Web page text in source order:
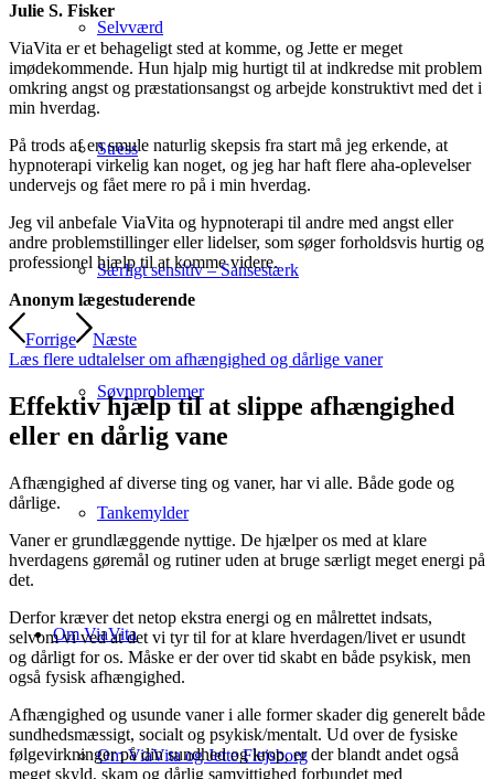
Selvværd
Stress
Særligt sensitiv – Sansestærk
Søvnproblemer
Tankemylder
Om ViaVita
Om ViaVita og Jette Flejsborg
Julie S. Fisker
ViaVita er et behageligt sted at komme, og Jette er meget
imødekommende. Hun hjalp mig hurtigt til at indkredse mit problem
omkring angst og præstationsangst og arbejde konstruktivt med det i
min hverdag.
På trods af en smule naturlig skepsis fra start må jeg erkende, at
hypnoterapi virkelig kan noget, og jeg har haft flere aha-oplevelser
undervejs og fået mere ro på i min hverdag.
Jeg vil anbefale ViaVita og hypnoterapi til andre med angst eller
andre problemstillinger eller lidelser, som søger forholdsvis hurtig og
professionel hjælp til at komme videre.
Anonym lægestuderende
Forrige
Næste
Læs flere udtalelser om afhængighed og dårlige vaner
Effektiv hjælp til at slippe afhængighed
eller en dårlig vane
Afhængighed af diverse ting og vaner, har vi alle. Både gode og
dårlige.
Vaner er grundlæggende nyttige. De hjælper os med at klare
hverdagens gøremål og rutiner uden at bruge særligt meget energi på
det.
Derfor kræver det netop ekstra energi og en målrettet indsats,
selvom vi ved at det vi tyr til for at klare hverdagen/livet er usundt
og dårligt for os. Måske er der over tid skabt en både psykisk, men
også fysisk afhængighed.
Afhængighed og usunde vaner i alle former skader dig generelt både
sundhedsmæssigt, socialt og psykisk/mentalt. Ud over de fysiske
følgevirkninger på din sundhed og krop, er der blandt andet også
meget skyld, skam og dårlig samvittighed forbundet med